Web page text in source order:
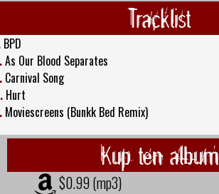
Tracklist
BPD
As Our Blood Separates
Carnival Song
Hurt
Moviescreens (Bunkk Bed Remix)
Kup ten album
$0.99 (mp3)